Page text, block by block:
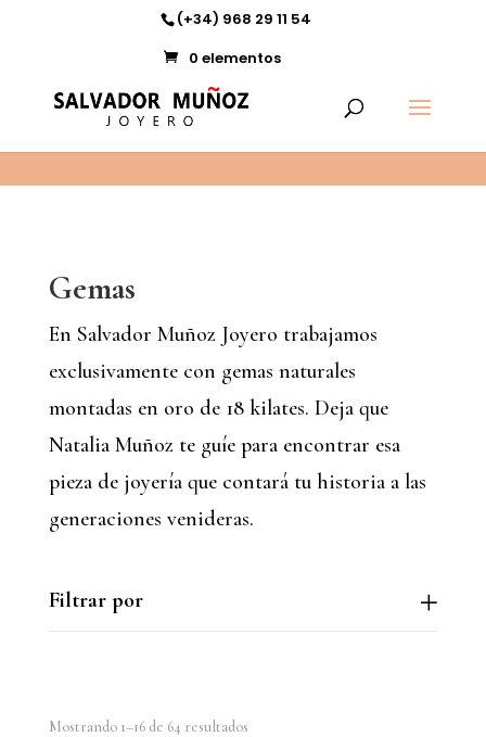
(+34) 968 29 11 54
0 elementos
Gemas
En Salvador Muñoz Joyero trabajamos
exclusivamente con gemas naturales
montadas en oro de 18 kilates. Deja que
Natalia Muñoz te guíe para encontrar esa
pieza de joyería que contará tu historia a las
generaciones venideras.
Filtrar por
Mostrando 1–16 de 64 resultados